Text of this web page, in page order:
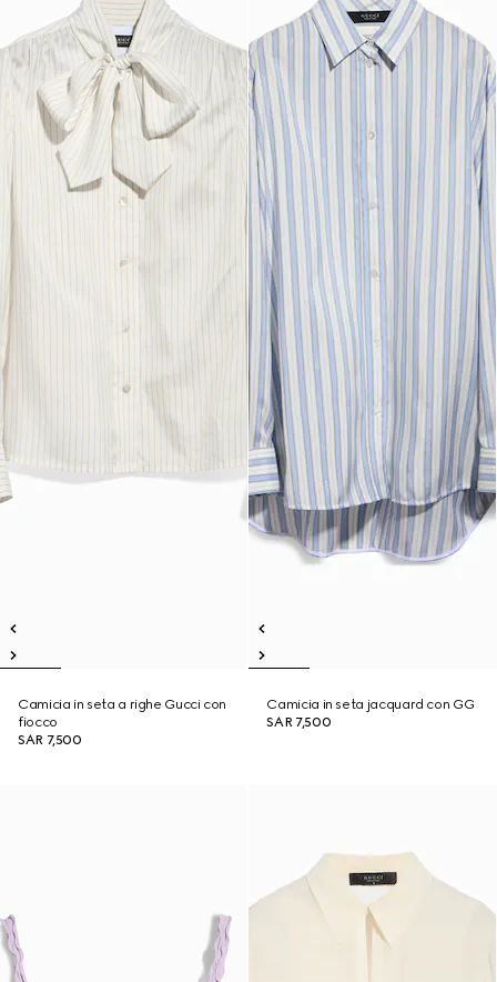
Camicia in seta a righe Gucci con
fiocco
SAR 7,500
Camicia in seta jacquard con GG
SAR 7,500